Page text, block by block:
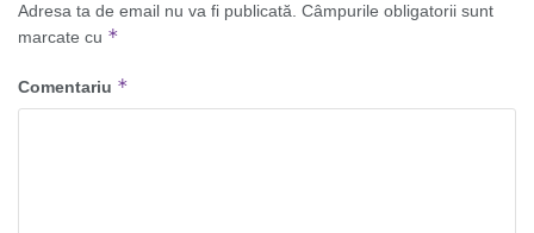
Adresa ta de email nu va fi publicată. Câmpurile obligatorii sunt
marcate cu *
Comentariu *